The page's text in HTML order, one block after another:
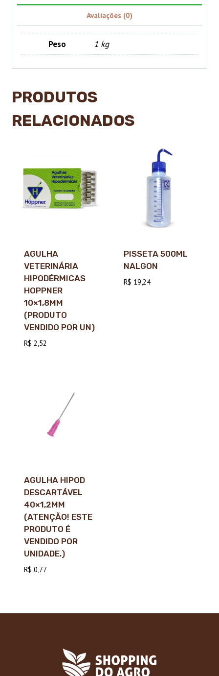
Avaliações (0)
Peso 1 kg
PRODUTOS
RELACIONADOS
AGULHA
VETERINÁRIA
HIPODÉRMICAS
HOPPNER
10×1,8MM
(PRODUTO
VENDIDO POR UN)
R$ 2,52
PISSETA 500ML
NALGON
R$ 19,24
AGULHA HIPOD
DESCARTÁVEL
40×1,2MM
(ATENÇÃO! ESTE
PRODUTO É
VENDIDO POR
UNIDADE.)
R$ 0,77